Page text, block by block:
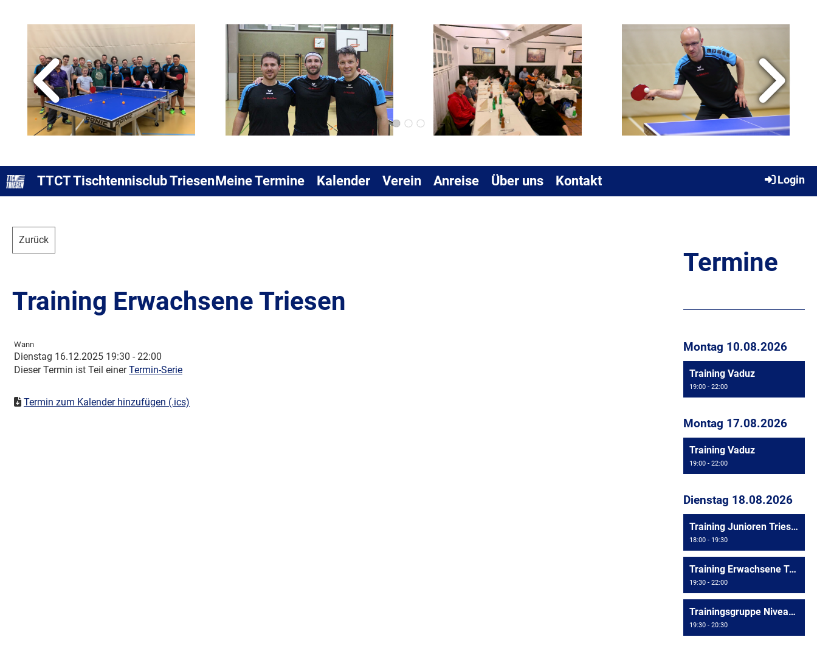
TTCT Tischtennisclub Triesen Meine Termine Kalender Verein Anreise Über uns Kontakt Login
Zurück
Training Erwachsene Triesen
Wann
Dienstag 16.12.2025 19:30 - 22:00
Dieser Termin ist Teil einerTermin-Serie
Termin zum Kalender hinzufügen (.ics)
Termine
Montag 10.08.2026
Training Vaduz
19:00 - 22:00
Montag 17.08.2026
Training Vaduz
19:00 - 22:00
Dienstag 18.08.2026
Training Junioren Triesen
18:00 - 19:30
Training Erwachsene Triesen
19:30 - 22:00
Trainingsgruppe Niveau >= D4
19:30 - 20:30